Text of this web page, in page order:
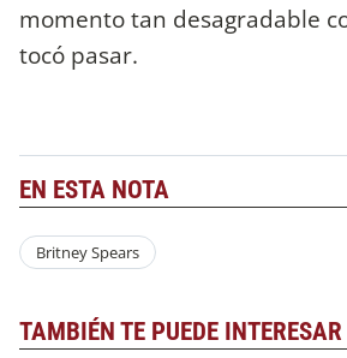
momento tan desagradable
tocó pasar.
EN ESTA NOTA
Britney Spears
TAMBIÉN TE PUEDE INTERESAR